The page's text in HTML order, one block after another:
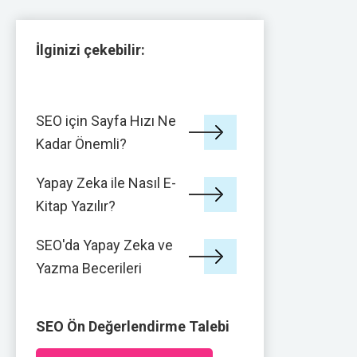
İlginizi çekebilir:
SEO için Sayfa Hızı Ne
Kadar Önemli?
Yapay Zeka ile Nasıl E-
Kitap Yazılır?
SEO'da Yapay Zeka ve
Yazma Becerileri
SEO Ön Değerlendirme Talebi